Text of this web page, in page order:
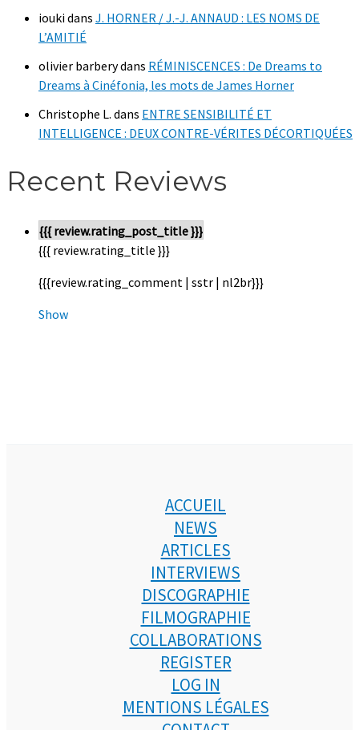
ioukidans J. HORNER / J.-J. ANNAUD : LES NOMS DE
L’AMITIÉ
olivier barberydans RÉMINISCENCES : De Dreams to
Dreams à Cinéfonia, les mots de James Horner
Christophe L. dans ENTRE SENSIBILITÉ ET
INTELLIGENCE : DEUX CONTRE-VÉRITES DÉCORTIQUÉES
Recent Reviews
{{{ review.rating_post_title }}}
{{{ review.rating_title }}}
{{{review.rating_comment | sstr | nl2br}}}
Show
ACCUEIL
NEWS
ARTICLES
INTERVIEWS
DISCOGRAPHIE
FILMOGRAPHIE
COLLABORATIONS
REGISTER
LOG IN
MENTIONS LÉGALES